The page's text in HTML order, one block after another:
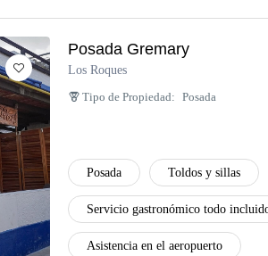
Posada Gremary
Los Roques
Tipo de Propiedad: Posada
Posada Toldos y sillas
Servicio gastronómico todo
Asistencia en el aeropuerto